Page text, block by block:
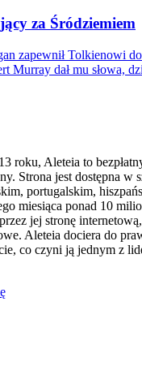
za Śródziemiem
zapewnił Tolkienowi
Murray dał mu słowa,
roku, Aleteia to
Strona jest dostępna w
portugalskim,
miesiąca ponad 10
jej stronę
Aleteia dociera do
co czyni ją jednym z